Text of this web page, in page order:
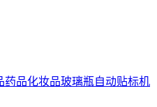
药品化妆品玻璃瓶自动贴标机